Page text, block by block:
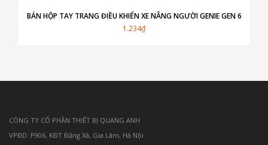
BÁN HỘP TAY TRANG ĐIỀU KHIỂN XE NÂNG NGƯỜI GENIE GEN 6
1.234₫
CÔNG TY CỔ PHẦN THIẾT BỊ QUANG ANH
VPĐD: P906, KĐT Đặng Xá, Gia Lâm, Hà Nội